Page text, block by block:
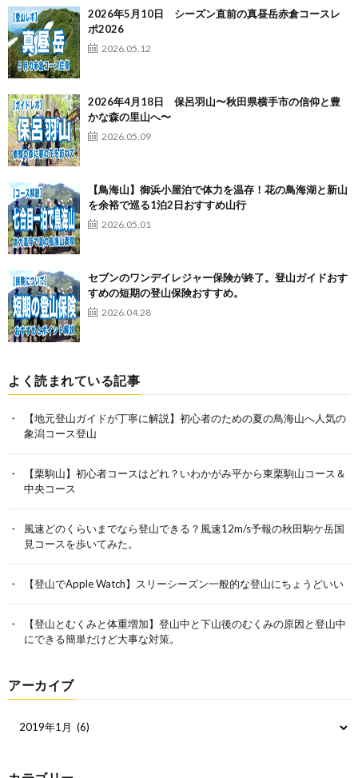
2026年5月10日 シーズン直前の真昼岳赤倉コースレ
ポ2026
2026.05.12
2026年4月18日 保呂羽山〜秋田県横手市の信仰と豊
かな森の里山へ〜
2026.05.09
【鳥海山】御浜小屋泊で体力を温存！花の鳥海湖と新山
を余裕で巡る1泊2日おすすめ山行
2026.05.01
セブンのワンデイレジャー保険が終了。登山ガイドおす
すめの短期の登山保険おすすめ。
2026.04.28
よく読まれている記事
【地元登山ガイドが丁寧に解説】初心者のための夏の鳥海山へ人気の
象潟コース登山
【栗駒山】初心者コースはどれ？いわかがみ平から東栗駒山コース＆
中央コース
風速どのくらいまでなら登山できる？風速12m/s予報の秋田駒ケ岳国
見コースを歩いてみた。
【登山でApple Watch】スリーシーズン一般的な登山にちょうどいい
【登山とむくみと体重増加】登山中と下山後のむくみの原因と登山中
にできる簡単だけど大事な対策。
アーカイブ